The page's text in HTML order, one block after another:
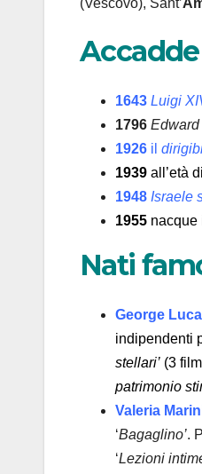
1643 Luigi
1796
1926 il
1939 all’età
1948 Israele
1955 nacque
Nati
George
indipendenti
stellari’ (3
patrimonio
Valeria
‘Bagaglino’.
‘Lezioni